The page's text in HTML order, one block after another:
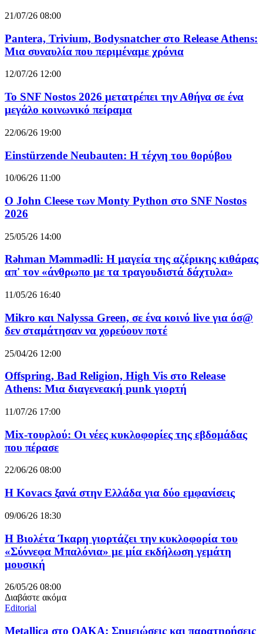
21/07/26 08:00
Pantera, Trivium, Bodysnatcher στο Release Athens:
Μια συναυλία που περιμέναμε χρόνια
12/07/26 12:00
Το SNF Nostos 2026 μετατρέπει την Αθήνα σε ένα
μεγάλο κοινωνικό πείραμα
22/06/26 19:00
Einstürzende Neubauten: Η τέχνη του θορύβου
10/06/26 11:00
O John Cleese των Monty Python στο SNF Nostos
2026
25/05/26 14:00
Rəhman Məmmədli: Η μαγεία της αζέρικης κιθάρας
απ' τον «άνθρωπο με τα τραγουδιστά δάχτυλα»
11/05/26 16:40
Mikro και Nalyssa Green, σε ένα κοινό live για όσ@
δεν σταμάτησαν να χορεύουν ποτέ
25/04/26 12:00
Offspring, Bad Religion, High Vis στο Release
Athens: Μια διαγενεακή punk γιορτή
11/07/26 17:00
Mix-τουρλού: Οι νέες κυκλοφορίες της εβδομάδας
που πέρασε
22/06/26 08:00
Η Kovacs ξανά στην Ελλάδα για δύο εμφανίσεις
09/06/26 18:30
Η Βιολέτα Ίκαρη γιορτάζει την κυκλοφορία του
«Σύννεφα Μπαλόνια» με μία εκδήλωση γεμάτη
μουσική
26/05/26 08:00
Διαβάστε ακόμα
Editorial
Metallica στο ΟΑΚΑ: Σημειώσεις και παρατηρήσεις